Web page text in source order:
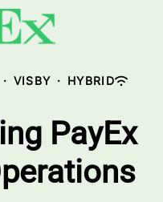
· VISBY · HYBRID
PayEx